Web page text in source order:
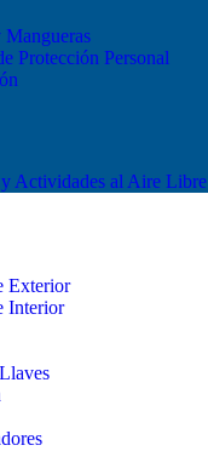
Mangueras
Protección Personal
Actividades al Aire Libre
Exterior
Interior